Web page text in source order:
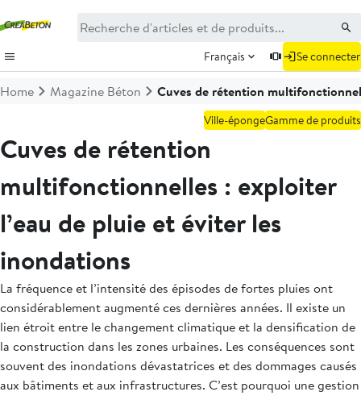
Français Se connecter
Home Magazine Béton Cuves de rétention
Ville-épongeGamme de produits
Cuves de rétention
multifonctionnelles : exploiter
l’eau de pluie et éviter les
inondations
La fréquence et l’intensité des épisodes de fortes pluies ont
considérablement augmenté ces dernières années. Il existe un
lien étroit entre le changement climatique et la densification de
la construction dans les zones urbaines. Les conséquences sont
souvent des inondations dévastatrices et des dommages causés
aux bâtiments et aux infrastructures. C’est pourquoi une gestion